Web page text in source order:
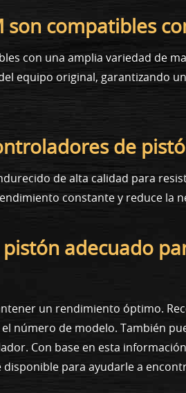
compatibles
con una amplia variedad de
equipo original, garantizando
de
de alta calidad para
constante y reduce la
adecuado
un rendimiento óptimo.
número de modelo. También
Con base en esta
para ayudarle a